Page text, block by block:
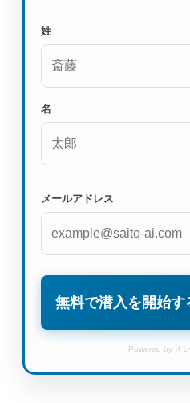
姓
名
メールアドレス
無料で潜入を開始す
Powered by オ